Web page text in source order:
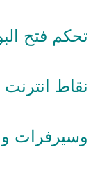
تحكم فتح
نقاط
وسيرفرات